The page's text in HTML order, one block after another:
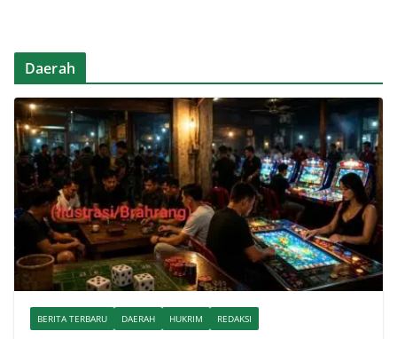
Daerah
BERITA TERBARU DAERAH HUKRIM REDAKSI